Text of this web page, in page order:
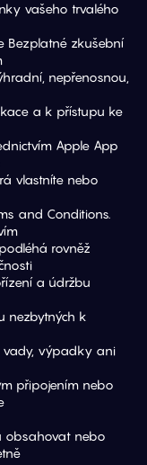
vašeho trvalého
Bezplatné zkušební
nepřenosnou,
a k přístupu ke
Apple App
vlastníte nebo
and Conditions.
rovněž
a údržbu
nezbytných k
vady, výpadky ani
připojením nebo
obsahovat nebo